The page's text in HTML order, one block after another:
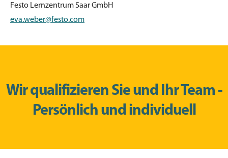
Festo Lernzentrum Saar GmbH
eva.weber@festo.com
Wir qualifizieren Sie und Ihr Team -
Persönlich und individuell